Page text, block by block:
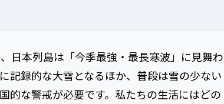
日本列島は「今季最強・最長寒波」に見舞わ
記録的な大雪となるほか、普段は雪の少ない
的な警戒が必要です。私たちの生活にはどの